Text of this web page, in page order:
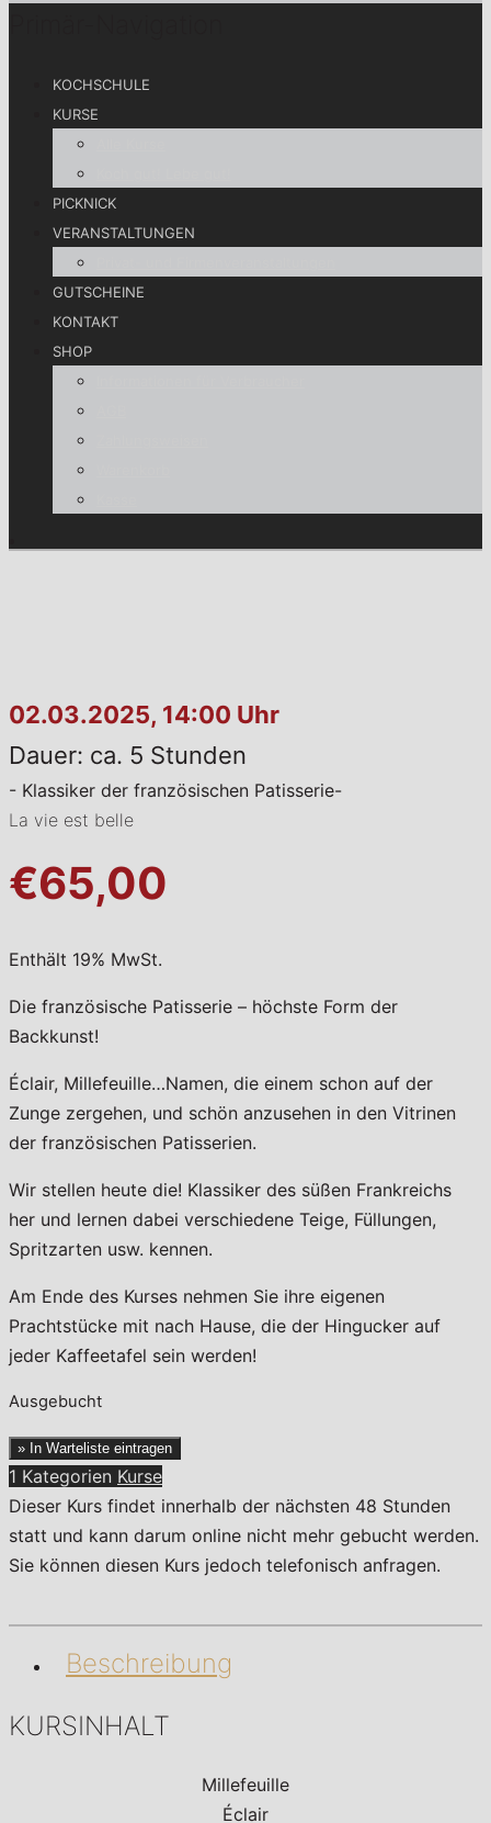
KOCHSCHULE
KURSE
PICKNICK
VERANSTALTUNGEN
GUTSCHEINE
KONTAKT
SHOP
02.03.2025, 14:00 Uhr
Dauer: ca. 5 Stunden
- Klassiker der französischen Patisserie-
La vie est belle
€65,00
Enthält 19% MwSt.
Die französische Patisserie – höchste Form der
Backkunst!
Éclair, Millefeuille…Namen, die einem schon auf der
Zunge zergehen, und schön anzusehen in den Vitrinen
der französischen Patisserien.
Wir stellen heute die! Klassiker des süßen Frankreichs
her und lernen dabei verschiedene Teige, Füllungen,
Spritzarten usw. kennen.
Am Ende des Kurses nehmen Sie ihre eigenen
Prachtstücke mit nach Hause, die der Hingucker auf
jeder Kaffeetafel sein werden!
Ausgebucht
» In Warteliste eintragen
1 Kategorien Kurse
Dieser Kurs findet innerhalb der nächsten 48 Stunden
statt und kann darum online nicht mehr gebucht werden.
Sie können diesen Kurs jedoch telefonisch anfragen.
Beschreibung
KURSINHALT
Millefeuille
Éclair